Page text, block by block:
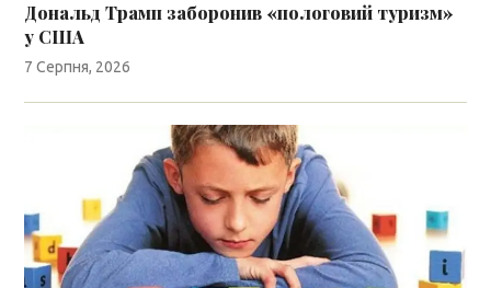
Дональд Трамп заборонив «пологовий туризм»
у США
7 Серпня, 2026